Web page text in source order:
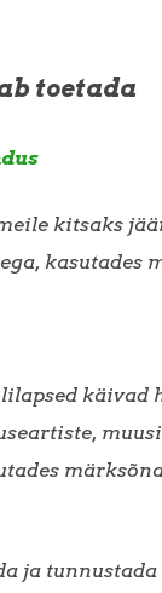
toetada
kitsaks
kasutades
käivad
ja